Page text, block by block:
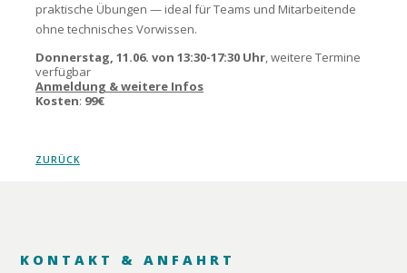
praktische Übungen — ideal für Teams und Mitarbeitende
ohne technisches Vorwissen.
Donnerstag, 11.06. von 13:30-17:30 Uhr, weitere Termine
verfügbar
Anmeldung & weitere Infos
Kosten: 99€
ZURÜCK
KONTAKT & ANFAHRT